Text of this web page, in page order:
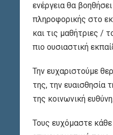
ενέργεια θα
πληροφορικής στο
και τις μαθήτριες /
πιο ουσιαστική
Την ευχαριστούμε
της, την ευαισθησία
της κοινωνική ευθύνη.
Τους ευχόμαστε